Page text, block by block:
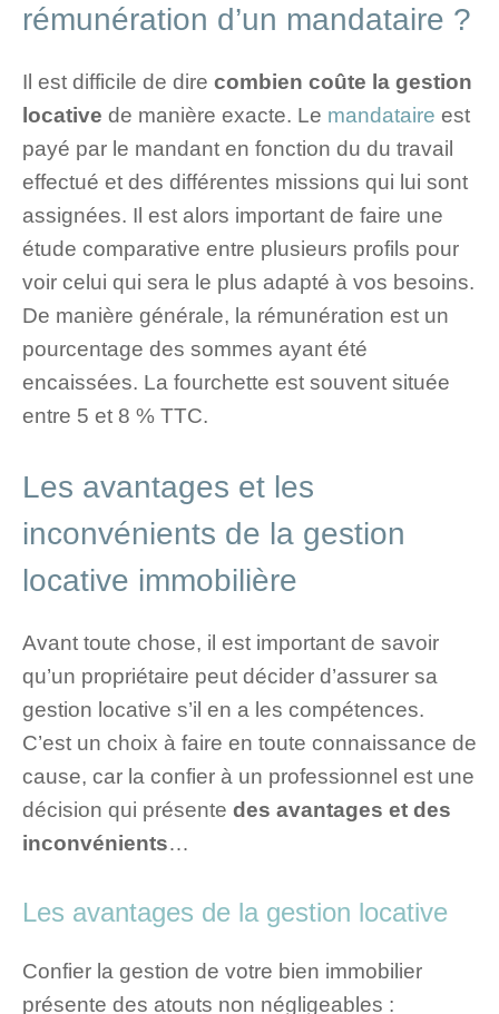
rémunération d’un mandataire ?
Il est difficile de dire combien coûte la gestion
locative de manière exacte. Le mandataire est
payé par le mandant en fonction du du travail
effectué et des différentes missions qui lui sont
assignées. Il est alors important de faire une
étude comparative entre plusieurs profils pour
voir celui qui sera le plus adapté à vos besoins.
De manière générale, la rémunération est un
pourcentage des sommes ayant été
encaissées. La fourchette est souvent située
entre 5 et 8 % TTC.
Les avantages et les
inconvénients de la gestion
locative immobilière
Avant toute chose, il est important de savoir
qu’un propriétaire peut décider d’assurer sa
gestion locative s’il en a les compétences.
C’est un choix à faire en toute connaissance de
cause, car la confier à un professionnel est une
décision qui présente des avantages et des
inconvénients…
Les avantages de la gestion locative
Confier la gestion de votre bien immobilier
présente des atouts non négligeables :